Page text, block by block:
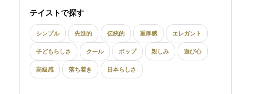
テイストで探す
シンプル 先進的 伝統的 重厚感 エレガント
子どもらしさ クール ポップ 親しみ 遊び心
高級感 落ち着き 日本らしさ